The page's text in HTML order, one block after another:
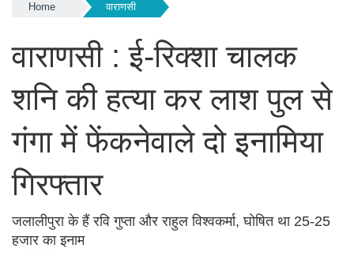
Home वाराणसी
वाराणसी : ई-रिक्शा चालक
शनि की हत्या कर लाश पुल से
गंगा में फेंकनेवाले दो इनामिया
गिरफ्तार
जलालीपुरा के हैं रवि गुप्ता और राहुल विश्वकर्मा, घोषित था 25-25
हजार का इनाम